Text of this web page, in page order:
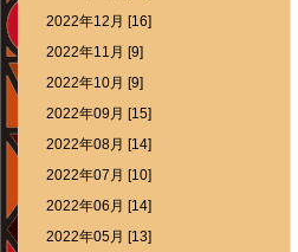
2022年12月 [16]
2022年11月 [9]
2022年10月 [9]
2022年09月 [15]
2022年08月 [14]
2022年07月 [10]
2022年06月 [14]
2022年05月 [13]